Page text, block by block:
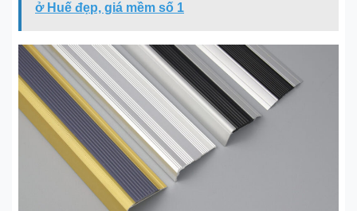
ở Huế đẹp, giá mềm số 1